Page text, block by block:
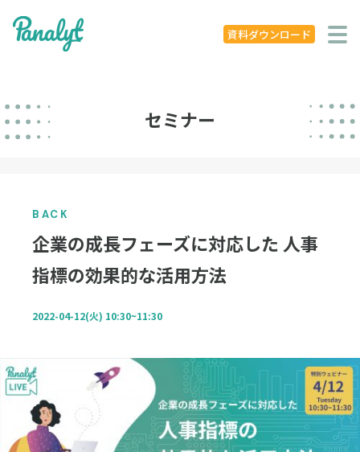
資料ダウンロード
システム特徴
ニュース
お役立ち記事
採用
お問合せ
セミナー
BACK
企業の成長フェーズに対応した 人事
指標の効果的な活用方法
2022-04-12(火) 10:30~11:30